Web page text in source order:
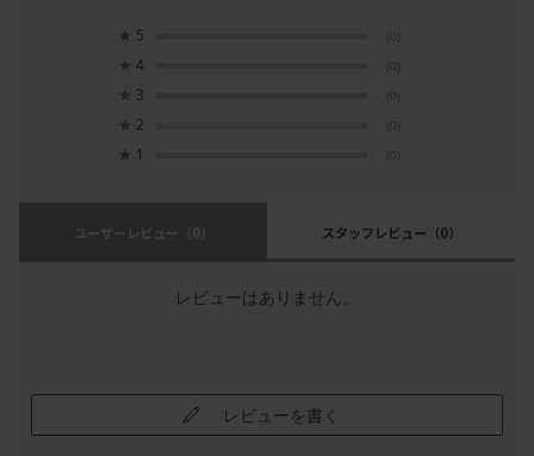
★ 5 (0)
★ 4 (0)
★ 3 (0)
★ 2 (0)
★ 1 (0)
ユーザーレビュー （0） スタッフレビュー （0）
レビューはありません。
レビューを書く